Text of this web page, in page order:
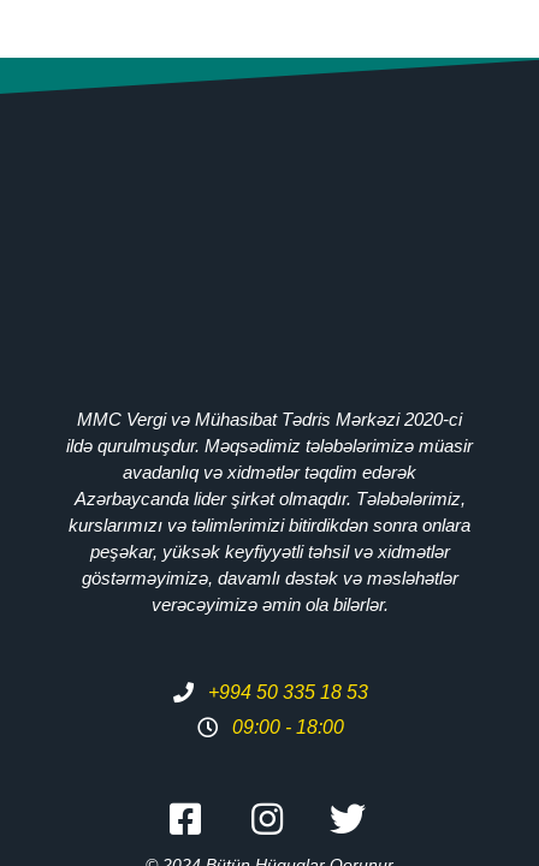
MMC Vergi və Mühasibat Tədris Mərkəzi 2020-ci
ildə qurulmuşdur. Məqsədimiz tələbələrimizə müasir
avadanlıq və xidmətlər təqdim edərək
Azərbaycanda lider şirkət olmaqdır. Tələbələrimiz,
kurslarımızı və təlimlərimizi bitirdikdən sonra onlara
peşəkar, yüksək keyfiyyətli təhsil və xidmətlər
göstərməyimizə, davamlı dəstək və məsləhətlər
verəcəyimizə əmin ola bilərlər.
+994 50 335 18 53
09:00 - 18:00